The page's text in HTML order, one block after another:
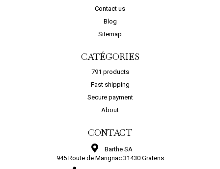
Contact us
Blog
Sitemap
CATÉGORIES
791 products
Fast shipping
Secure payment
About
CONTACT
Barthe SA
945 Route de Marignac 31430 Gratens